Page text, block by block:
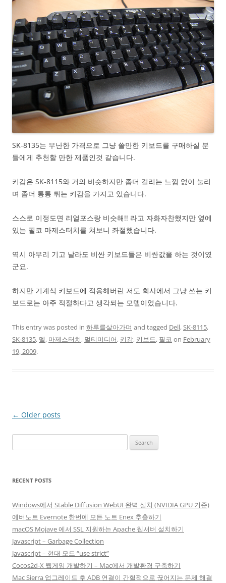
SK-8135는 무난한 가격으로 그냥 쓸만한 키보드를 구매하실 분
들에게 추천할 만한 제품인것 같습니다.
키감은 SK-8115와 거의 비슷하지만 좀더 걸리는 느낌 없이 눌리
며 좀더 통통 튀는 키감을 가지고 있습니다.
스스로 이정도면 리얼포스랑 비슷해!! 라고 자화자찬했지만 옆에
있는 필코 마제스터치를 쳐보니 좌절했습니다.
역시 아무리 기고 날라도 비싼 키보드들은 비싼값을 하는 것이였
군요.
하지만 기계식 키보드에 적응해버린 저도 회사에서 그냥 쓰는 키
보드로는 아주 적절하다고 생각되는 모델이었습니다.
This entry was posted in 하루를살아가며 and tagged Dell,SK-8115,
SK-8135, 델, 마제스터치, 멀티미디어, 키감, 키보드, 필코 on February
19, 2009.
Post
← Older posts
for:
RECENT POSTS
Windows에서 Stable Diffusion WebUI 완벽 설치 (NVIDIA GPU 기준)
에버노트 Evernote 한번에 모든 노트 Enex 추출하기
macOS Mojave 에서 SSL 지원하는 Apache 웹서버 설치하기
Javascript – Garbage Collection
Javascript – 현대 모드 “use strict”
Cocos2d-X 웹게임 개발하기 – Mac에서 개발환경 구축하기
Mac Sierra 업그레이드 후 ADB 연결이 간헐적으로 끊어지는 문제 해결